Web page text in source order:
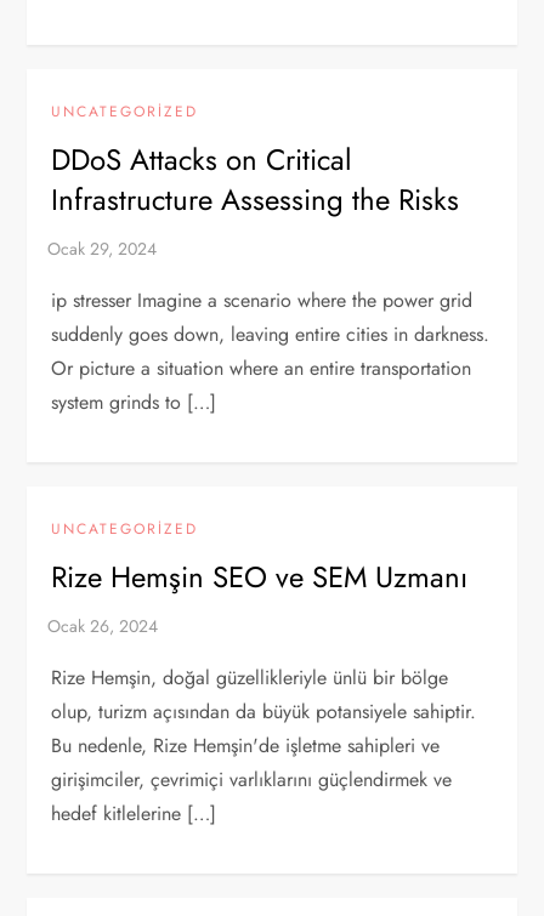
UNCATEGORIZED
DDoS Attacks on Critical
Infrastructure Assessing the Risks
ip stresser Imagine a scenario where the power grid
suddenly goes down, leaving entire cities in darkness.
Or picture a situation where an entire transportation
system grinds to […]
UNCATEGORIZED
Rize Hemşin SEO ve SEM Uzmanı
Rize Hemşin, doğal güzellikleriyle ünlü bir bölge
olup, turizm açısından da büyük potansiyele sahiptir.
Bu nedenle, Rize Hemşin'de işletme sahipleri ve
girişimciler, çevrimiçi varlıklarını güçlendirmek ve
hedef kitlelerine […]